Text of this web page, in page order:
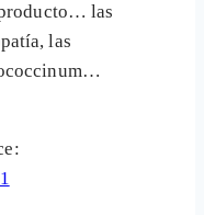
las
las